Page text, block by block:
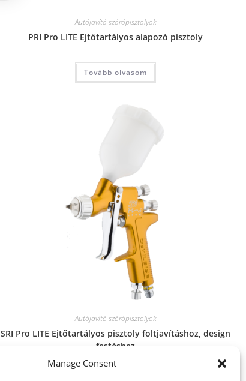
Manage Consent
Autójavító szórópisztolyok
PRI Pro LITE Ejtőtartályos alapozó pisztoly
Tovább olvasom
Autójavító szórópisztolyok
SRI Pro LITE Ejtőtartályos pisztoly foltjavításhoz, design
festéshez